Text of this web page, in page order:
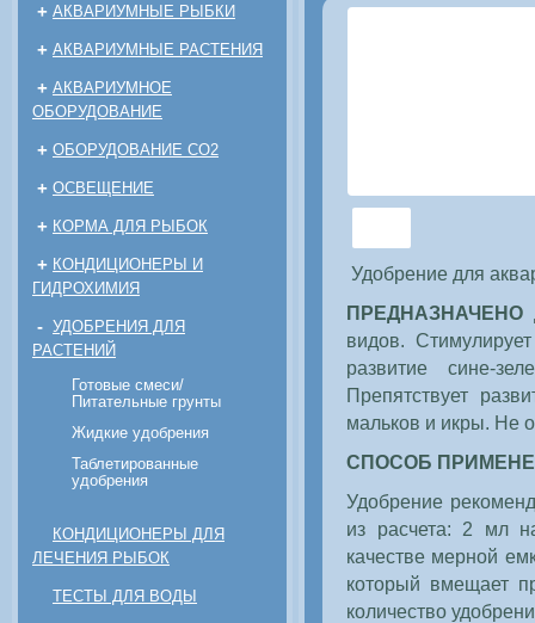
+ АКВАРИУМНЫЕ РЫБКИ
+ АКВАРИУМНЫЕ РАСТЕНИЯ
+ АКВАРИУМНОЕ
ОБОРУДОВАНИЕ
+ ОБОРУДОВАНИЕ CO2
+ ОСВЕЩЕНИЕ
+ КОРМА ДЛЯ РЫБОК
+ КОНДИЦИОНЕРЫ И
ГИДРОХИМИЯ
- УДОБРЕНИЯ ДЛЯ
РАСТЕНИЙ
Готовые смеси/
Питательные грунты
Жидкие удобрения
Таблетированные
удобрения
КОНДИЦИОНЕРЫ ДЛЯ
ЛЕЧЕНИЯ РЫБОК
ТЕСТЫ ДЛЯ ВОДЫ
Удобрение для
ПРЕДНАЗНАЧЕНО
видов.
развитие сине-
Препятствует
мальков и икры. Не
СПОСОБ
Удобрение
из расчета: 2 мл
качестве мерной
который вмещает
количество